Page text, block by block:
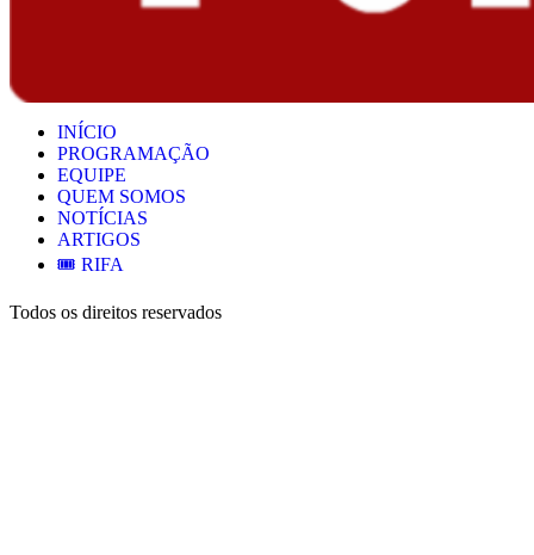
INÍCIO
PROGRAMAÇÃO
EQUIPE
QUEM SOMOS
NOTÍCIAS
ARTIGOS
🎟️ RIFA
Todos os direitos reservados